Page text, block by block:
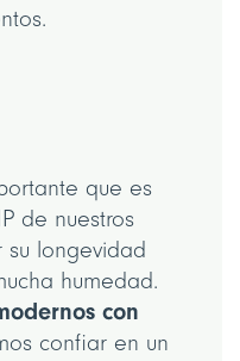
que es
de nuestros
longevidad
humedad.
con
confiar en un